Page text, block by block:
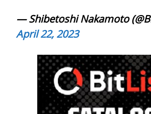
— Shibetoshi Nakamoto
April 22, 2023